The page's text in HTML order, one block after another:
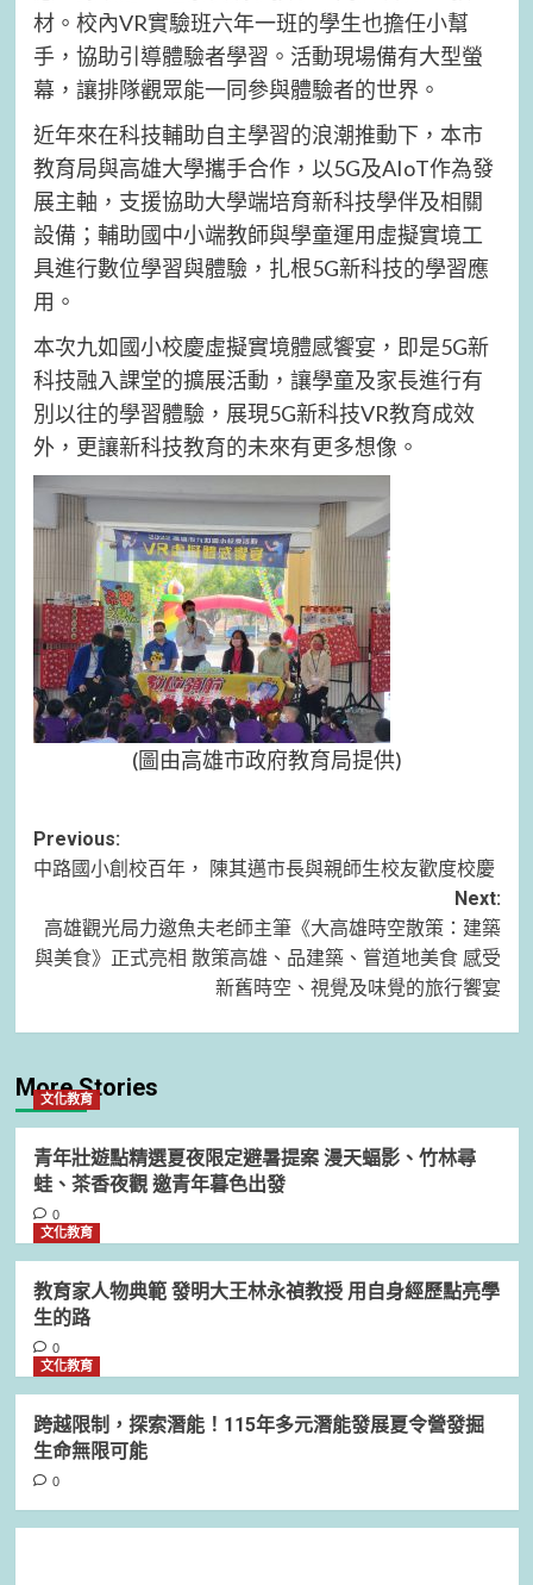
材。校內VR實驗班六年一班的學生也擔任小幫
手，協助引導體驗者學習。活動現場備有大型螢
幕，讓排隊觀眾能一同參與體驗者的世界。
近年來在科技輔助自主學習的浪潮推動下，本市
教育局與高雄大學攜手合作，以5G及AIoT作為發
展主軸，支援協助大學端培育新科技學伴及相關
設備；輔助國中小端教師與學童運用虛擬實境工
具進行數位學習與體驗，扎根5G新科技的學習應
用。
本次九如國小校慶虛擬實境體感饗宴，即是5G新
科技融入課堂的擴展活動，讓學童及家長進行有
別以往的學習體驗，展現5G新科技VR教育成效
外，更讓新科技教育的未來有更多想像。
(圖由高雄市政府教育局提供)
Post
navigation
Previous:
中路國小創校百年， 陳其邁市長與親師生校友歡度校慶
Next:
高雄觀光局力邀魚夫老師主筆《大高雄時空散策：建築
與美食》正式亮相 散策高雄、品建築、嘗道地美食 感受
新舊時空、視覺及味覺的旅行饗宴
More Stories
文化教育
青年壯遊點精選夏夜限定避暑提案 漫天蝠影、竹林尋
蛙、茶香夜觀 邀青年暮色出發
0
文化教育
教育家人物典範 發明大王林永禎教授 用自身經歷點亮學
生的路
0
文化教育
跨越限制，探索潛能！115年多元潛能發展夏令營發掘
生命無限可能
0